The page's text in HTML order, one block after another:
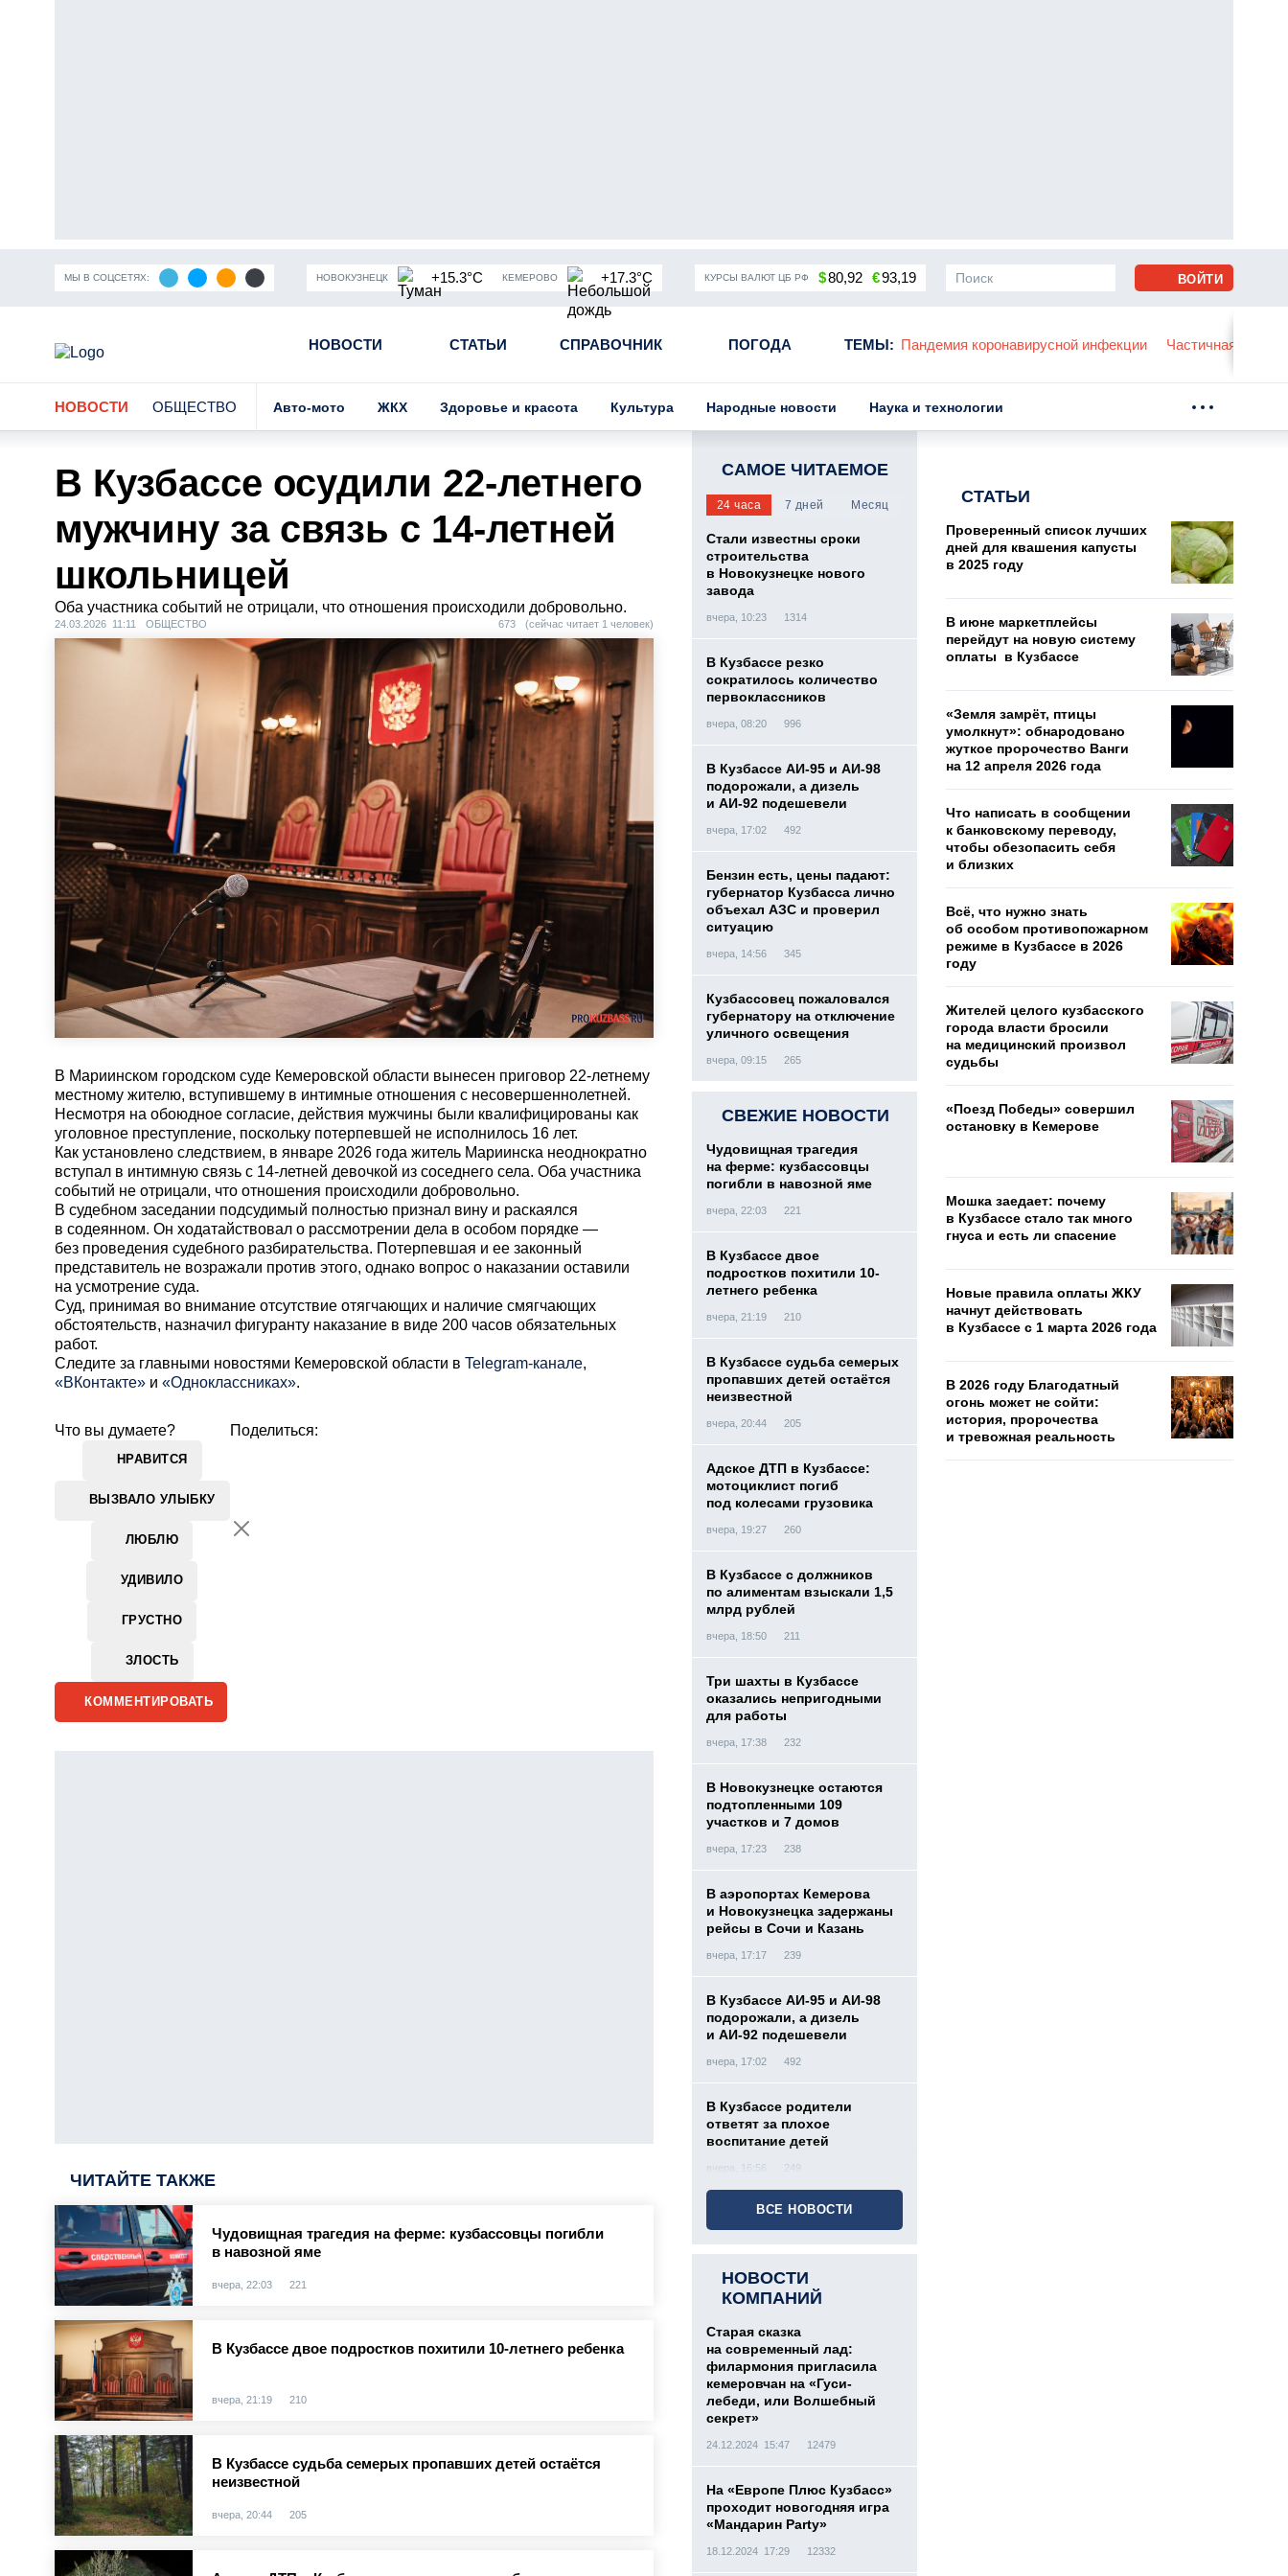
МЫ В СОЦСЕТЯХ: НОВОКУЗНЕЦК +15.3°C КЕМЕРОВО +17.3°C КУРСЫ ВАЛЮТ ЦБ РФ $80,92 €93,19
НОВОСТИ СТАТЬИ СПРАВОЧНИК ПОГОДА ТЕМЫ:
Кузбасса Пандемия коронавирусной инфекции Частичная мобилизация в России Угольная промышленность Кузбасса Пандемия коронавирусной инфекции Частичная
ВОЙТИ
НОВОСТИ ОБЩЕСТВО Авто-мото ЖКХ Здоровье и красота Культура Народные новости Наука и технологии
В Кузбассе осудили 22-летнего
мужчину за связь с 14-летней
школьницей
Оба участника событий не отрицали, что отношения происходили добровольно.
24.03.2026 11:11 ОБЩЕСТВО 673 (сейчас читает 1 человек)
В Мариинском городском суде Кемеровской области вынесен приговор 22-летнему
местному жителю, вступившему в интимные отношения с несовершеннолетней.
Несмотря на обоюдное согласие, действия мужчины были квалифицированы как
уголовное преступление, поскольку потерпевшей не исполнилось 16 лет.
Как установлено следствием, в январе 2026 года житель Мариинска неоднократно
вступал в интимную связь с 14-летней девочкой из соседнего села. Оба участника
событий не отрицали, что отношения происходили добровольно.
В судебном заседании подсудимый полностью признал вину и раскаялся
в содеянном. Он ходатайствовал о рассмотрении дела в особом порядке —
без проведения судебного разбирательства. Потерпевшая и ее законный
представитель не возражали против этого, однако вопрос о наказании оставили
на усмотрение суда.
Суд, принимая во внимание отсутствие отягчающих и наличие смягчающих
обстоятельств, назначил фигуранту наказание в виде 200 часов обязательных
работ.
Cледите за главными новостями Кемеровской области в Telegram-канале,
«ВКонтакте» и «Одноклассниках».
Что вы думаете?
НРАВИТСЯ
ВЫЗВАЛО УЛЫБКУ
ЛЮБЛЮ
УДИВИЛО
ГРУСТНО
ЗЛОСТЬ
Поделиться:
КОММЕНТИРОВАТЬ
ЧИТАЙТЕ ТАКЖЕ
Чудовищная трагедия на ферме: кузбассовцы погибли
в навозной яме
вчера, 22:03 221
В Кузбассе двое подростков похитили 10-летнего ребенка
вчера, 21:19 210
В Кузбассе судьба семерых пропавших детей остаётся
неизвестной
вчера, 20:44 205
САМОЕ ЧИТАЕМОЕ
24 часа 7 дней Месяц
Стали известны сроки
строительства
в Новокузнецке нового
завода
вчера, 10:23 1314
В Кузбассе резко
сократилось количество
первоклассников
вчера, 08:20 996
В Кузбассе АИ-95 и АИ-98
подорожали, а дизель
и АИ-92 подешевели
вчера, 17:02 492
Бензин есть, цены падают:
губернатор Кузбасса лично
объехал АЗС и проверил
ситуацию
вчера, 14:56 345
Кузбассовец пожаловался
губернатору на отключение
уличного освещения
вчера, 09:15 265
СВЕЖИЕ НОВОСТИ
Чудовищная трагедия
на ферме: кузбассовцы
погибли в навозной яме
вчера, 22:03 221
В Кузбассе двое
подростков похитили 10-
летнего ребенка
вчера, 21:19 210
В Кузбассе судьба семерых
пропавших детей остаётся
неизвестной
вчера, 20:44 205
Адское ДТП в Кузбассе:
мотоциклист погиб
под колесами грузовика
вчера, 19:27 260
В Кузбассе с должников
по алиментам взыскали 1,5
млрд рублей
вчера, 18:50 211
Три шахты в Кузбассе
оказались непригодными
для работы
вчера, 17:38 232
В Новокузнецке остаются
подтопленными 109
участков и 7 домов
вчера, 17:23 238
В аэропортах Кемерова
и Новокузнецка задержаны
рейсы в Сочи и Казань
вчера, 17:17 239
В Кузбассе АИ-95 и АИ-98
подорожали, а дизель
и АИ-92 подешевели
вчера, 17:02 492
В Кузбассе родители
ответят за плохое
воспитание детей
вчера, 16:56 249
ВСЕ НОВОСТИ
НОВОСТИ
КОМПАНИЙ
Старая сказка
на современный лад:
филармония пригласила
кемеровчан на «Гуси-
лебеди, или Волшебный
секрет»
24.12.2024 15:47 12479
На «Европе Плюс Кузбасс»
проходит новогодняя игра
«Мандарин Party»
18.12.2024 17:29 12332
СТАТЬИ
Проверенный список лучших
дней для квашения капусты
в 2025 году
В июне маркетплейсы
перейдут на новую систему
оплаты в Кузбассе
«Земля замрёт, птицы
умолкнут»: обнародовано
жуткое пророчество Ванги
на 12 апреля 2026 года
Что написать в сообщении
к банковскому переводу,
чтобы обезопасить себя
и близких
Всё, что нужно знать
об особом противопожарном
режиме в Кузбассе в 2026
году
Жителей целого кузбасского
города власти бросили
на медицинский произвол
судьбы
«Поезд Победы» совершил
остановку в Кемерове
Мошка заедает: почему
в Кузбассе стало так много
гнуса и есть ли спасение
Новые правила оплаты ЖКУ
начнут действовать
в Кузбассе с 1 марта 2026 года
В 2026 году Благодатный
огонь может не сойти:
история, пророчества
и тревожная реальность